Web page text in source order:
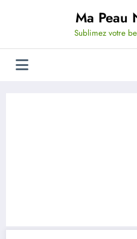
Ma Peau
Sublimez votre